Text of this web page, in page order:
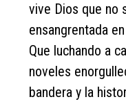
vive Dios que no
ensangrentada
Que luchando a
noveles
bandera y la